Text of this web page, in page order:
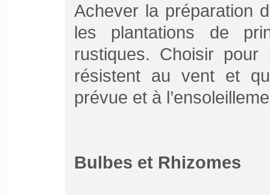
Achever la préparation
les plantations de
rustiques. Choisir
résistent au vent et
prévue et à
Bulbes et Rhizomes